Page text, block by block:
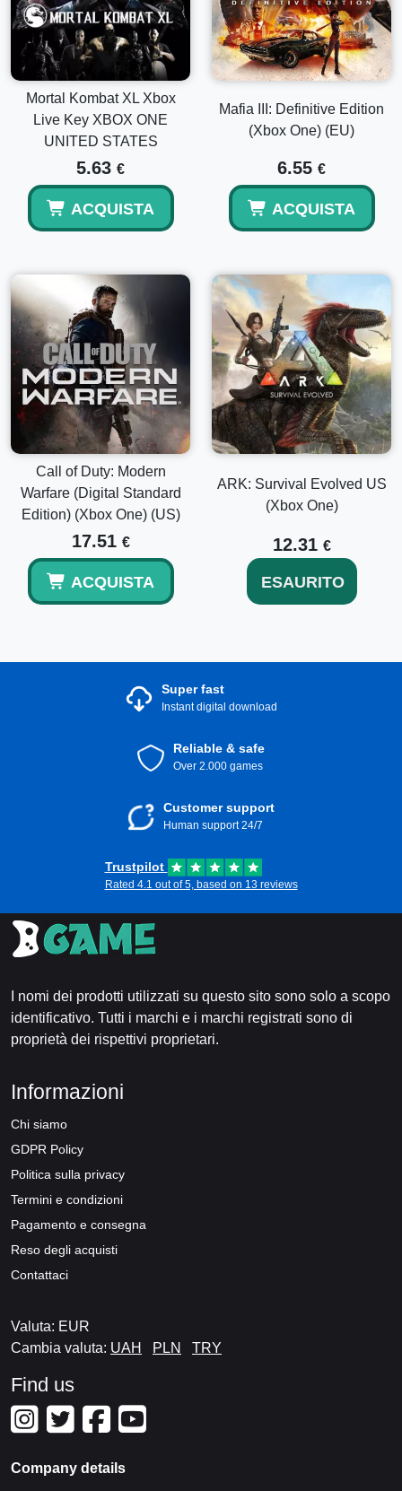
Mortal Kombat XL Xbox
Live Key XBOX ONE
UNITED STATES
5.63 €
ACQUISTA
Mafia III: Definitive Edition
(Xbox One) (EU)
6.55 €
ACQUISTA
Call of Duty: Modern
Warfare (Digital Standard
Edition) (Xbox One) (US)
17.51 €
ACQUISTA
ARK: Survival Evolved US
(Xbox One)
12.31 €
ESAURITO
Super fast
Instant digital download
Reliable & safe
Over 2.000 games
Customer support
Human support 24/7
Trustpilot
Rated 4.1 out of 5, based on 13 reviews
I nomi dei prodotti utilizzati su questo sito sono solo a scopo
identificativo. Tutti i marchi e i marchi registrati sono di
proprietà dei rispettivi proprietari.
Informazioni
Chi siamo
GDPR Policy
Politica sulla privacy
Termini e condizioni
Pagamento e consegna
Reso degli acquisti
Contattaci
Valuta: EUR
Cambia valuta: UAH PLN TRY
Find us
Company details